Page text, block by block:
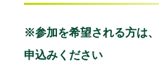
※参加を希望される方は、
申込みください